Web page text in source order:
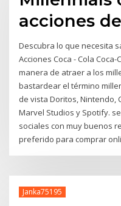
acciones
Descubra lo que necesita
Acciones Coca - Cola
manera de atraer a los
bastardear el término
de vista Doritos, Nintendo,
Marvel Studios y Spotify.
sociales con muy buenos
preferido para comprar
Janka75195